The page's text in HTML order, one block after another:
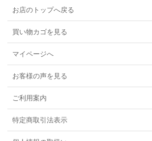
お店のトップへ戻る
買い物カゴを見る
マイページへ
お客様の声を見る
ご利用案内
特定商取引法表示